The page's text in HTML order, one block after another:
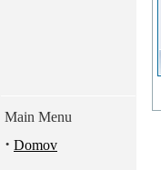
Main Menu
· Domov